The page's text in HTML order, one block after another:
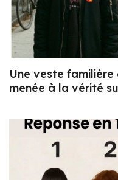
Une veste familière
menée à la vérité